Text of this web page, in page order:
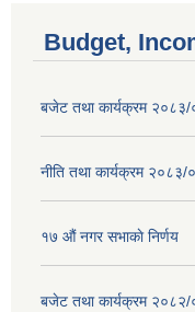
Budget,
बजेट तथा कार्यक्रम २०८३/
नीति तथा कार्यक्रम २०८३/
१७ ‌‍औं नगर सभाकाे निर्णय
बजेट तथा कार्यक्रम २०८२/